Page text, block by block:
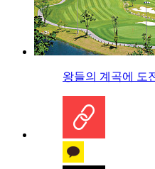
왕들의 계곡에 도